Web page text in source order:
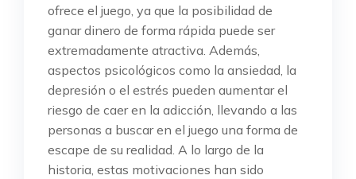
ofrece el juego, ya que la posibilidad de
ganar dinero de forma rápida puede ser
extremadamente atractiva. Además,
aspectos psicológicos como la ansiedad, la
depresión o el estrés pueden aumentar el
riesgo de caer en la adicción, llevando a las
personas a buscar en el juego una forma de
escape de su realidad. A lo largo de la
historia, estas motivaciones han sido